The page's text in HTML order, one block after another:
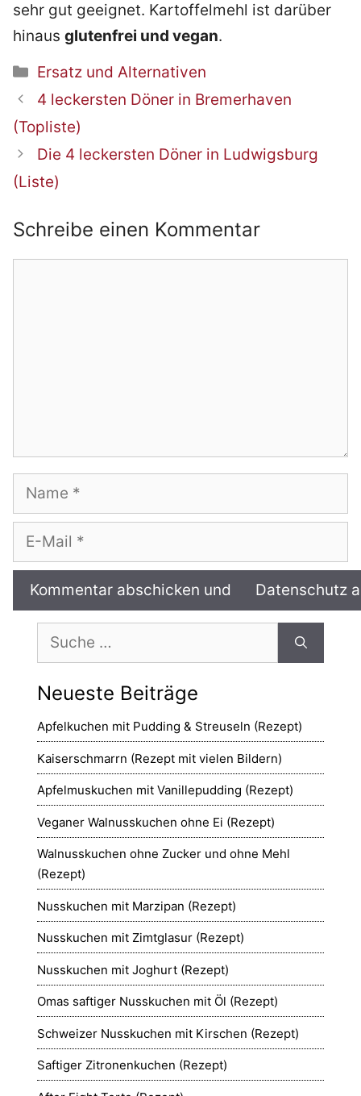
sehr gut geeignet. Kartoffelmehl ist darüber
hinaus glutenfrei und vegan.
Kategorien
Ersatz und Alternativen
Beitrags-
Navigation
4 leckersten Döner in Bremerhaven
(Topliste)
Die 4 leckersten Döner in Ludwigsburg
(Liste)
Schreibe einen Kommentar
Name
E-
Mail
nach:
Neueste Beiträge
Apfelkuchen mit Pudding & Streuseln (Rezept)
Kaiserschmarrn (Rezept mit vielen Bildern)
Apfelmuskuchen mit Vanillepudding (Rezept)
Veganer Walnusskuchen ohne Ei (Rezept)
Walnusskuchen ohne Zucker und ohne Mehl
(Rezept)
Nusskuchen mit Marzipan (Rezept)
Nusskuchen mit Zimtglasur (Rezept)
Nusskuchen mit Joghurt (Rezept)
Omas saftiger Nusskuchen mit Öl (Rezept)
Schweizer Nusskuchen mit Kirschen (Rezept)
Saftiger Zitronenkuchen (Rezept)